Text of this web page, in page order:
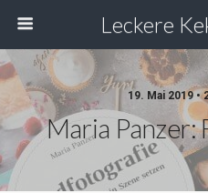
Leckere
19. Mai 2019 •
Maria Panzer: